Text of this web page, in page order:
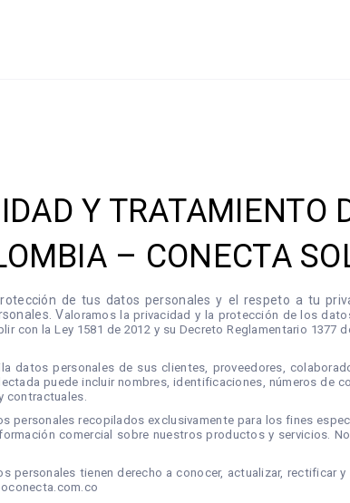
Y TRATAMIENTO
– CONECTA
de tus datos personales y el respeto a tu
Valoramos la privacidad y la protección de los
con la Ley 1581 de 2012 y su Decreto Reglamentario
datos personales de sus clientes, proveedores,
puede incluir nombres, identificaciones, números
contractuales.
personales recopilados exclusivamente para los fines
comercial sobre nuestros productos y servicios.
personales tienen derecho a conocer, actualizar,